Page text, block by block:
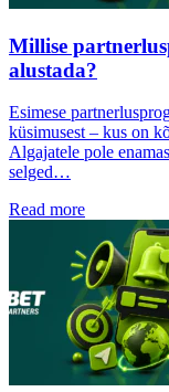
Millise
alustada?
Esimese
küsimusest – kus on
Algajatele pole
selged…
Read more